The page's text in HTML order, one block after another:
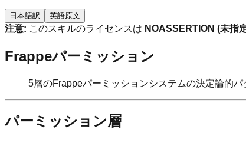
日本語訳 英語原文
注意: このスキルのライセンスは NOASSERTION (未指
Frappeパーミッション
5層のFrappeパーミッションシステムの決定論的パ
パーミッション層